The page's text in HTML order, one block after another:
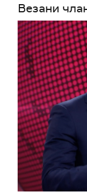
Везани